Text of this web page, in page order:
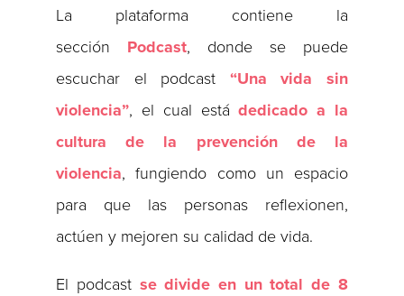
La plataforma contiene la
sección Podcast, donde se puede
escuchar el podcast “Una vida sin
violencia”, el cual estádedicado a la
cultura de la prevención de la
violencia, fungiendo como un espacio
para que las personas reflexionen,
actúen y mejoren su calidad de vida.
El podcast se divide en un total de 8